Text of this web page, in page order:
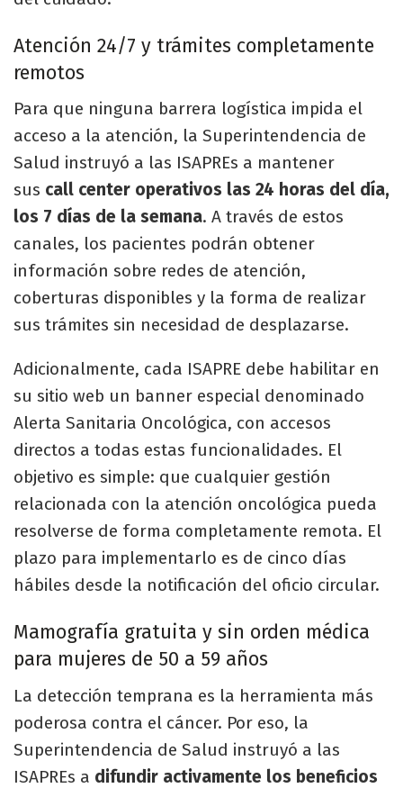
Atención 24/7 y trámites completamente
remotos
Para que ninguna barrera logística impida el
acceso a la atención, la Superintendencia de
Salud instruyó a las ISAPREs a mantener
sus call center operativos las 24 horas del día,
los 7 días de la semana. A través de estos
canales, los pacientes podrán obtener
información sobre redes de atención,
coberturas disponibles y la forma de realizar
sus trámites sin necesidad de desplazarse.
Adicionalmente, cada ISAPRE debe habilitar en
su sitio web un banner especial denominado
Alerta Sanitaria Oncológica, con accesos
directos a todas estas funcionalidades. El
objetivo es simple: que cualquier gestión
relacionada con la atención oncológica pueda
resolverse de forma completamente remota. El
plazo para implementarlo es de cinco días
hábiles desde la notificación del oficio circular.
Mamografía gratuita y sin orden médica
para mujeres de 50 a 59 años
La detección temprana es la herramienta más
poderosa contra el cáncer. Por eso, la
Superintendencia de Salud instruyó a las
ISAPREs a difundir activamente los beneficios